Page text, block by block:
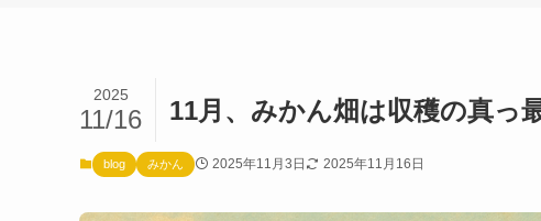
11月、みかん畑は収穫の真
2025
11/16
blog みかん 2025年11月3日 2025年11月16日